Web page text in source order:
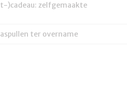
)cadeau: zelfgemaakte
ter overname